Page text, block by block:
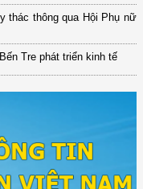
thác thông qua Hội Phụ nữ
Tre phát triển kinh tế